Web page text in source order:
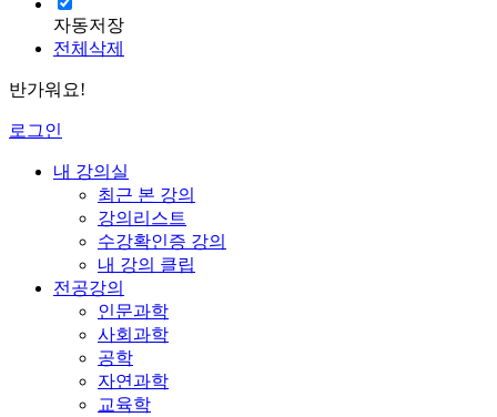
자동저장
전체삭제
반가워요!
로그인
내 강의실
최근 본 강의
강의리스트
수강확인증 강의
내 강의 클립
전공강의
인문과학
사회과학
공학
자연과학
교육학